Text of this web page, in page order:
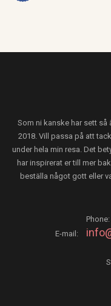
Som ni kanske har sett så
2018. Vill passa på att
under hela min resa. Det
har inspirerat er till mer
beställa något gott eller
Phone:
E-mail: